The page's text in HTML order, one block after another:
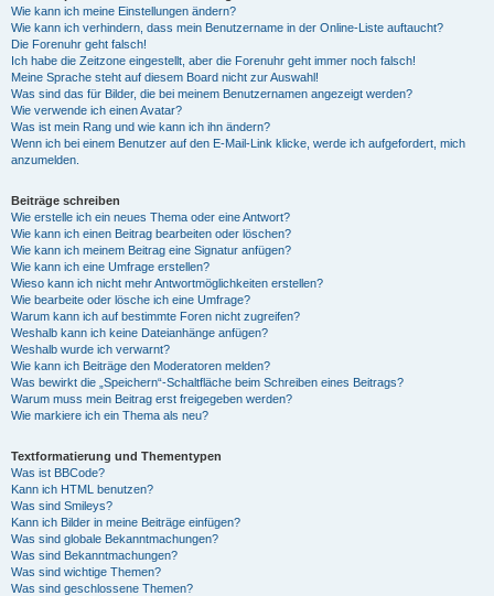
Wie kann ich meine Einstellungen ändern?
Wie kann ich verhindern, dass mein Benutzername in der Online-Liste auftaucht?
Die Forenuhr geht falsch!
Ich habe die Zeitzone eingestellt, aber die Forenuhr geht immer noch falsch!
Meine Sprache steht auf diesem Board nicht zur Auswahl!
Was sind das für Bilder, die bei meinem Benutzernamen angezeigt werden?
Wie verwende ich einen Avatar?
Was ist mein Rang und wie kann ich ihn ändern?
Wenn ich bei einem Benutzer auf den E-Mail-Link klicke, werde ich aufgefordert, mich
anzumelden.
Beiträge schreiben
Wie erstelle ich ein neues Thema oder eine Antwort?
Wie kann ich einen Beitrag bearbeiten oder löschen?
Wie kann ich meinem Beitrag eine Signatur anfügen?
Wie kann ich eine Umfrage erstellen?
Wieso kann ich nicht mehr Antwortmöglichkeiten erstellen?
Wie bearbeite oder lösche ich eine Umfrage?
Warum kann ich auf bestimmte Foren nicht zugreifen?
Weshalb kann ich keine Dateianhänge anfügen?
Weshalb wurde ich verwarnt?
Wie kann ich Beiträge den Moderatoren melden?
Was bewirkt die „Speichern“-Schaltfläche beim Schreiben eines Beitrags?
Warum muss mein Beitrag erst freigegeben werden?
Wie markiere ich ein Thema als neu?
Textformatierung und Thementypen
Was ist BBCode?
Kann ich HTML benutzen?
Was sind Smileys?
Kann ich Bilder in meine Beiträge einfügen?
Was sind globale Bekanntmachungen?
Was sind Bekanntmachungen?
Was sind wichtige Themen?
Was sind geschlossene Themen?